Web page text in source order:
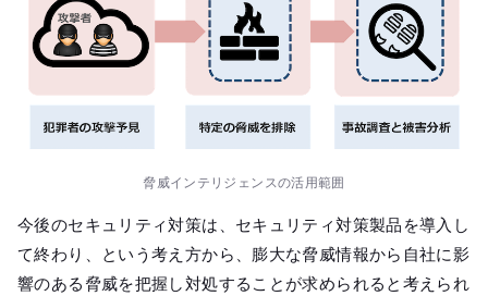
脅威インテリジェンスの活用範囲
今後のセキュリティ対策は、セキュリティ対策製品を導入し
て終わり、という考え方から、膨大な脅威情報から自社に影
響のある脅威を把握し対処することが求められると考えられ